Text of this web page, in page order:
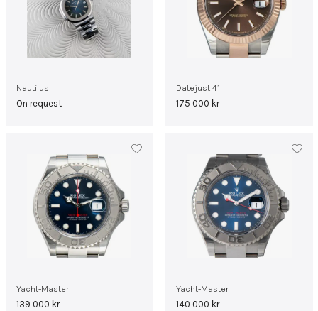
Nautilus
On request
Datejust 41
175 000 kr
Yacht-Master
139 000 kr
Yacht-Master
140 000 kr